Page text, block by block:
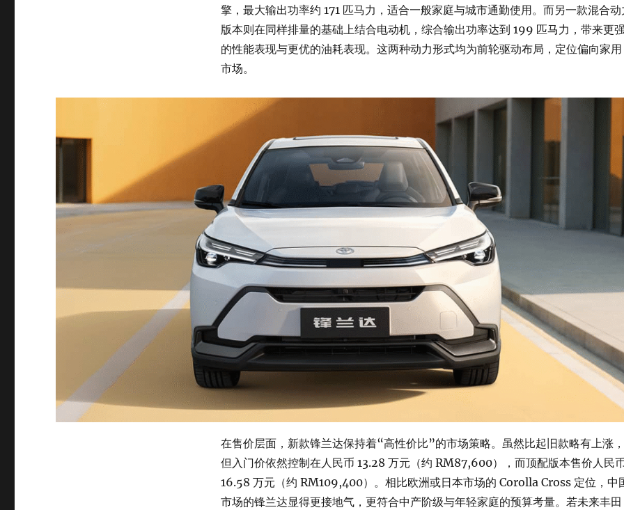
擎，最大输出功率约 171 匹马力，适合一般家庭与城市通勤使用。而另一款混合动
版本则在同样排量的基础上结合电动机，综合输出功率达到 199 匹马力，带来更
的性能表现与更优的油耗表现。这两种动力形式均为前轮驱动布局，定位偏向家用
市场。
在售价层面，新款锋兰达保持着“高性价比”的市场策略。虽然比起旧款略有上涨，
但入门价依然控制在人民币 13.28 万元（约 RM87,600），而顶配版本售价人民
16.58 万元（约 RM109,400）。相比欧洲或日本市场的 Corolla Cross 定位，中
市场的锋兰达显得更接地气，更符合中产阶级与年轻家庭的预算考量。若未来丰田